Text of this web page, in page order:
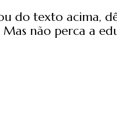
do texto acima,
não perca a